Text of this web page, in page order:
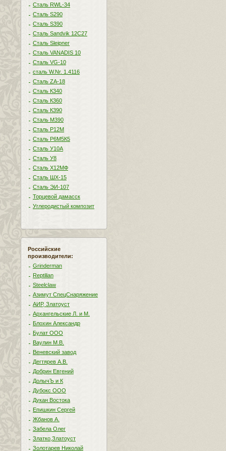
Сталь RWL-34
Сталь S290
Сталь S390
Сталь Sandvik 12C27
Сталь Sleipner
Сталь VANADIS 10
Сталь VG-10
сталь W.Nr. 1.4116
Сталь ZA-18
Сталь К340
Сталь К360
Сталь К390
Сталь М390
Сталь Р12М
Сталь Р6М5К5
Сталь У10А
Сталь У8
Сталь Х12МФ
Сталь ШХ-15
Сталь ЭИ-107
Торцевой дамасск
Углеродистый композит
Российские
производители:
Grinderman
Reptilian
Steelclaw
Азимут СпецСнаряжение
АИР, Златоуст
Архангельские Л. и М.
Блохин Александр
Булат ООО
Ваулин М.В.
Веневский завод
Дегтярев А.В.
Добрин Евгений
ДолычЪ и К
Дубокс ООО
Дукан Востока
Епишкин Сергей
Жбанов А.
Забела Олег
Златко,Златоуст
Золотарев Николай